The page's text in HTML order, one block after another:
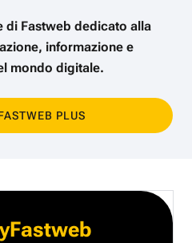
di Fastweb dedicato alla
informazione e
mondo digitale.
PLUS